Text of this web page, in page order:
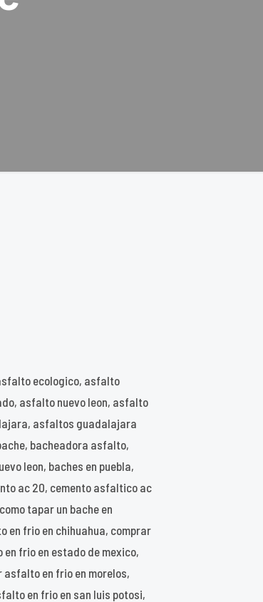
ecologico, asfalto
asfalto nuevo leon, asfalto
asfaltos guadalajara
bacheadora asfalto,
leon, baches en puebla,
ac 20, cemento asfaltico ac
tapar un bache en
en frio en chihuahua, comprar
frio en estado de mexico,
en frio en morelos,
en frio en san luis potosi,